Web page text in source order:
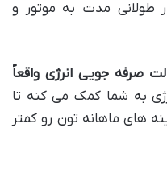
طولانی مدت به موتور و
صرفه جویی انرژی واقعاً
به شما کمک می کنه تا
های ماهانه تون رو کمتر